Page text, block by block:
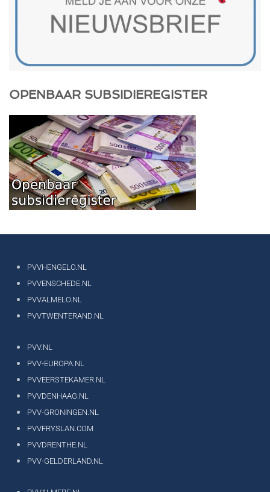
OPENBAAR SUBSIDIEREGISTER
PVVHENGELO.NL
PVVENSCHEDE.NL
PVVALMELO.NL
PVVTWENTERAND.NL
PVV.NL
PVV-EUROPA.NL
PVVEERSTEKAMER.NL
PVVDENHAAG.NL
PVV-GRONINGEN.NL
PVVFRYSLAN.COM
PVVDRENTHE.NL
PVV-GELDERLAND.NL